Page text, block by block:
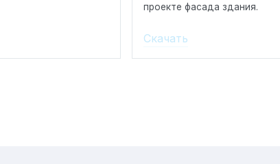
проекте фасада здания.
Скачать